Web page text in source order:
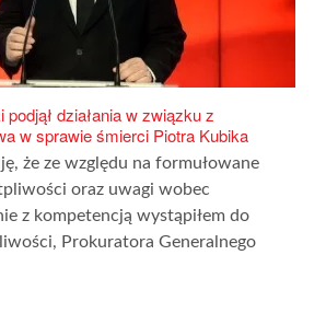
działania w związku z
w sprawie śmierci Piotra Kubika
że ze względu na formułowane
oraz uwagi wobec
z kompetencją wystąpiłem do
Prokuratora Generalnego